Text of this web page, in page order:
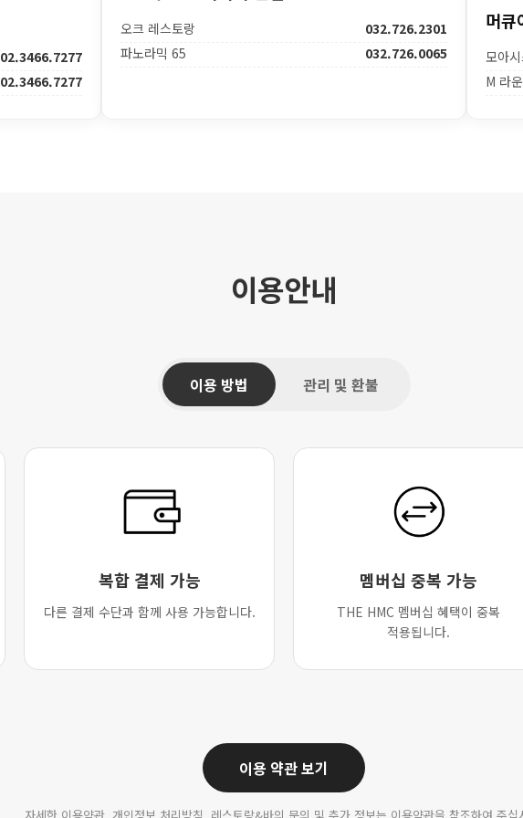
02.3466.7277
02.3466.7277
오크 레스토랑
032.726.2301
파노라믹 65
032.726.0065
머큐
모아
M 라
이용안내
이용 방법 관리 및 환불
복합 결제 가능
다른 결제 수단과 함께 사용 가능합니다.
멤버십 중복 가능
THE HMC 멤버십 혜택이 중복
적용됩니다.
이용 약관 보기